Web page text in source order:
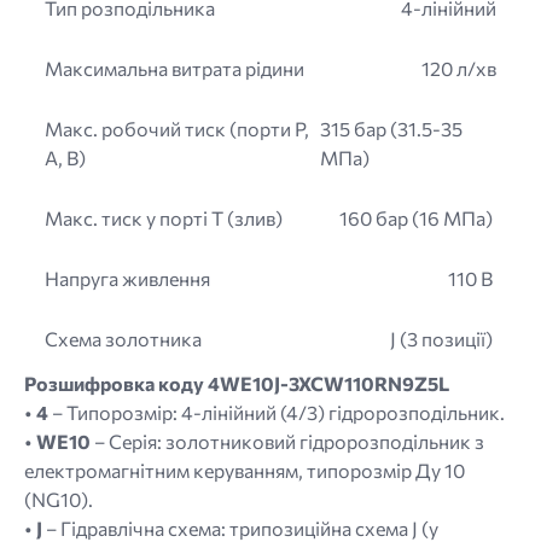
Тип розподільника 4-лінійний
Максимальна витрата рідини 120 л/хв
Макс. робочий тиск (порти P,
A, B)
315 бар (31.5-35
МПа)
Макс. тиск у порті T (злив) 160 бар (16 МПа)
Напруга живлення 110 В
Схема золотника
J (3 позиції)
Розшифровка коду 4WE10J-3XCW110RN9Z5L
• 4 – Типорозмір: 4-лінійний (4/3) гідророзподільник.
• WE10 – Серія: золотниковий гідророзподільник з
електромагнітним керуванням, типорозмір Ду 10
(NG10).
• J – Гідравлічна схема: трипозиційна схема J (у